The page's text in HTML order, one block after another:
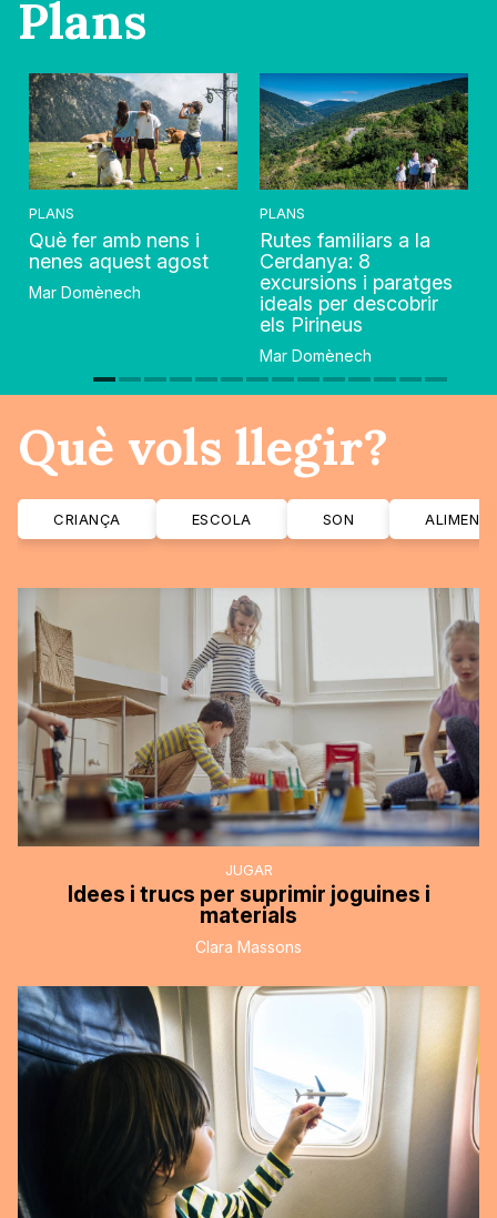
Plans
PLANS
Què fer amb nens i
nenes aquest agost
Mar Domènech
PLANS
Rutes familiars a la
Cerdanya: 8
excursions i paratges
ideals per descobrir
els Pirineus
Mar Domènech
Què vols llegir?
CRIANÇA ESCOLA SON
JUGAR
Idees i trucs per suprimir joguines i
materials
Clara Massons